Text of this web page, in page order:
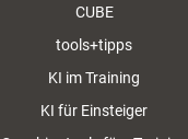
CUBE
tools+tipps
KI im Training
KI für Einsteiger